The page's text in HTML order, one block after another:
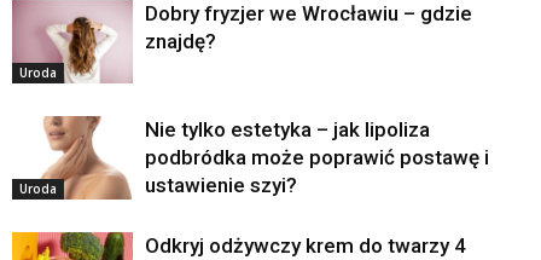
Uroda
Dobry fryzjer we Wrocławiu – gdzie
znajdę?
Uroda
Nie tylko estetyka – jak lipoliza
podbródka może poprawić postawę i
ustawienie szyi?
Odkryj odżywczy krem do twarzy 4